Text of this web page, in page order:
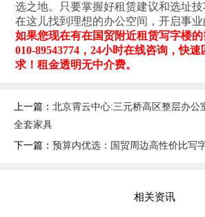
选之地。只要掌握好租赁建议和选址
在这儿找到理想的办公空间，开启事业
如果您现在有在国贸附近租赁写字楼的
010-89543774，24小时在线咨询，快
求！租金透明无中介费。
上一篇： 北京霄云中心:三元桥高区整层办公
全套家具
下一篇： 预算内优选：国贸周边高性价比写
相关资讯